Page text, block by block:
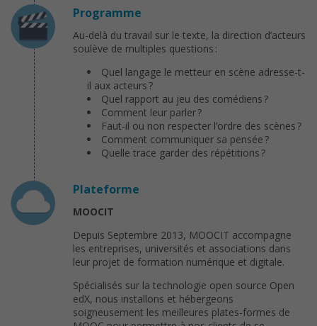
Programme
Au-delà du travail sur le texte, la direction d’acteurs
soulève de multiples questions :
Quel langage le metteur en scène adresse-t-
il aux acteurs ?
Quel rapport au jeu des comédiens ?
Comment leur parler ?
Faut-il ou non respecter l’ordre des scènes ?
Comment communiquer sa pensée ?
Quelle trace garder des répétitions ?
Plateforme
MOOCIT
Depuis Septembre 2013, MOOCIT accompagne
les entreprises, universités et associations dans
leur projet de formation numérique et digitale.
Spécialisés sur la technologie open source Open
edX, nous installons et hébergeons
soigneusement les meilleures plates-formes de